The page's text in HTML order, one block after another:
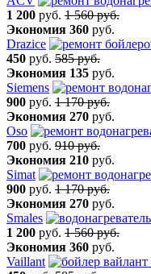
1 200 руб. 1 560 руб.
Экономия 360 руб.
Drazice
450 руб. 585 руб.
Экономия 135 руб.
Siemens
900 руб. 1 170 руб.
Экономия 270 руб.
Oso
700 руб. 910 руб.
Экономия 210 руб.
Simat
900 руб. 1 170 руб.
Экономия 270 руб.
Smales
1 200 руб. 1 560 руб.
Экономия 360 руб.
Vaillant